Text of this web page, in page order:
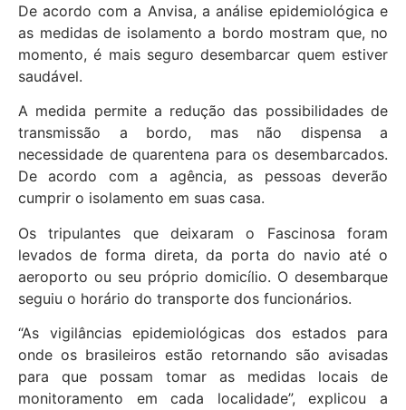
De acordo com a Anvisa, a análise epidemiológica e
as medidas de isolamento a bordo mostram que, no
momento, é mais seguro desembarcar quem estiver
saudável.
A medida permite a redução das possibilidades de
transmissão a bordo, mas não dispensa a
necessidade de quarentena para os desembarcados.
De acordo com a agência, as pessoas deverão
cumprir o isolamento em suas casa.
Os tripulantes que deixaram o Fascinosa foram
levados de forma direta, da porta do navio até o
aeroporto ou seu próprio domicílio. O desembarque
seguiu o horário do transporte dos funcionários.
“As vigilâncias epidemiológicas dos estados para
onde os brasileiros estão retornando são avisadas
para que possam tomar as medidas locais de
monitoramento em cada localidade”, explicou a